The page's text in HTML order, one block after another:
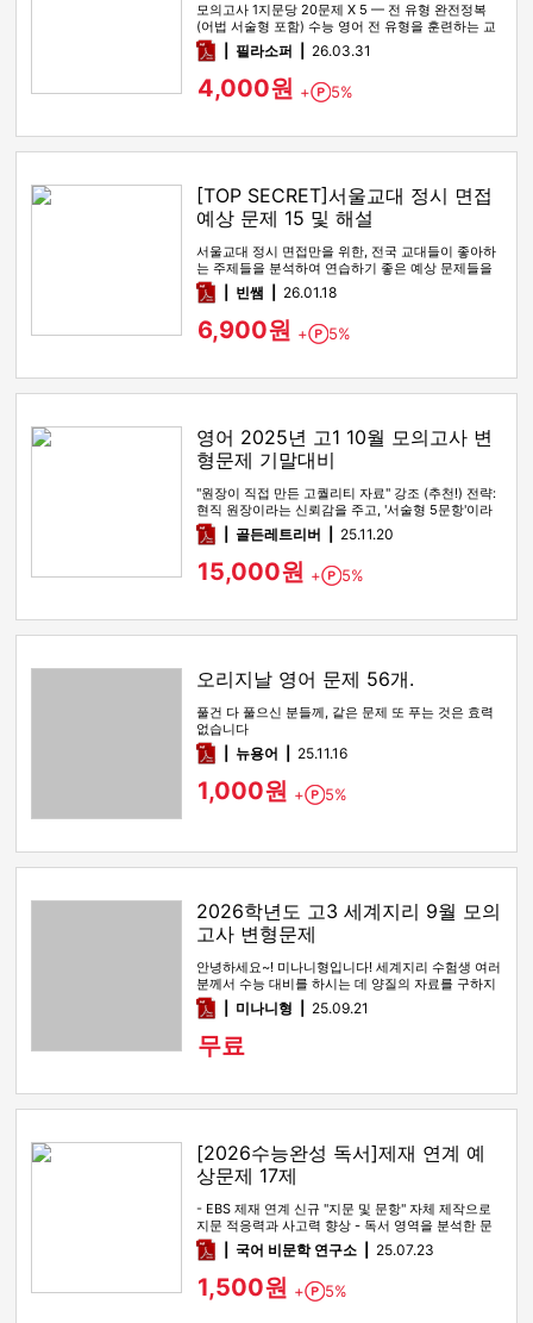
모의고사 1지문당 20문제 X 5 — 전 유형 완전정복
(어법 서술형 포함) 수능 영어 전 유형을 훈련하는 교
재입니다. 구성…
pdf필라소퍼 26.03.31
4,000원 + Point
5%
[TOP SECRET]서울교대 정시 면접
예상 문제 15 및 해설
서울교대 정시 면접만을 위한, 전국 교대들이 좋아하
는 주제들을 분석하여 연습하기 좋은 예상 문제들을
담았다!
pdf빈쌤 26.01.18
6,900원 + Point
5%
영어 2025년 고1 10월 모의고사 변
형문제 기말대비
"원장이 직접 만든 고퀄리티 자료" 강조 (추천!) 전략:
현직 원장이라는 신뢰감을 주고, '서술형 5문항'이라
는 압도적인 …
pdf골든레트리버 25.11.20
15,000원 + Point
5%
오리지날 영어 문제 56개.
풀건 다 풀으신 분들께, 같은 문제 또 푸는 것은 효력
없습니다
pdf뉴용어 25.11.16
1,000원 + Point
5%
2026학년도 고3 세계지리 9월 모의
고사 변형문제
안녕하세요~! 미나니형입니다! 세계지리 수험생 여러
분께서 수능 대비를 하시는 데 양질의 자료를 구하지
못하여 곤란할 일이 없…
pdf미나니형 25.09.21
무료
[2026수능완성 독서]제재 연계 예
상문제 17제
- EBS 제재 연계 신규 "지문 및 문항" 자체 제작으로
지문 적응력과 사고력 향상 - 독서 영역을 분석한 문
제지로 실전 …
pdf국어 비문학 연구소 25.07.23
1,500원 + Point
5%